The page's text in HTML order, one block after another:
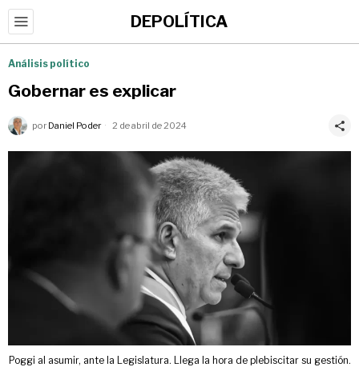
DEPOLÍTICA
Análisis político
Gobernar es explicar
por Daniel Poder 2 de abril de 2024
Poggi al asumir, ante la Legislatura. Llega la hora de plebiscitar su gestión.